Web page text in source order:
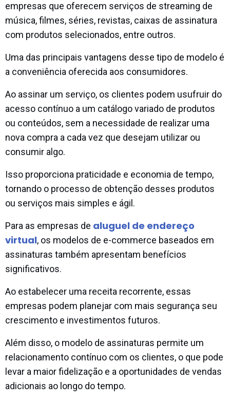
empresas que oferecem serviços de streaming de
música, filmes, séries, revistas, caixas de assinatura
com produtos selecionados, entre outros.
Uma das principais vantagens desse tipo de modelo é
a conveniência oferecida aos consumidores.
Ao assinar um serviço, os clientes podem usufruir do
acesso contínuo a um catálogo variado de produtos
ou conteúdos, sem a necessidade de realizar uma
nova compra a cada vez que desejam utilizar ou
consumir algo.
Isso proporciona praticidade e economia de tempo,
tornando o processo de obtenção desses produtos
ou serviços mais simples e ágil.
Para as empresas de aluguel de endereço
virtual, os modelos de e-commerce baseados em
assinaturas também apresentam benefícios
significativos.
Ao estabelecer uma receita recorrente, essas
empresas podem planejar com mais segurança seu
crescimento e investimentos futuros.
Além disso, o modelo de assinaturas permite um
relacionamento contínuo com os clientes, o que pode
levar a maior fidelização e a oportunidades de vendas
adicionais ao longo do tempo.